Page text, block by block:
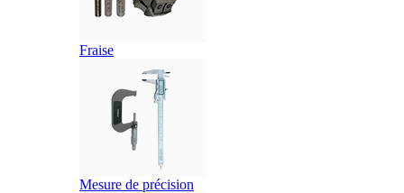
Fraise
Mesure de précision